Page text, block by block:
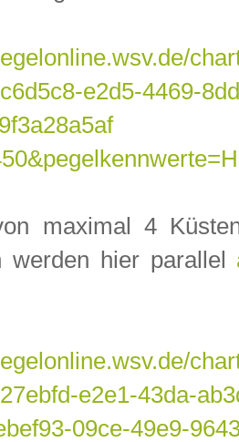
e2d5-4469-
maximal 4
werden hier parallel
e2e1-43da-
09ce-49e9-